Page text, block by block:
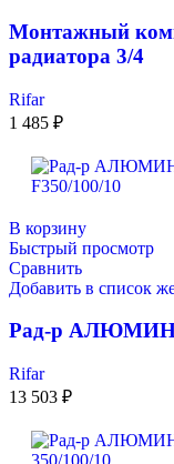
Монтажный
радиатора 3/4
Rifar
1 485 ₽
В корзину
Быстрый просмотр
Сравнить
Добавить в список
Рад-р
Rifar
13 503 ₽